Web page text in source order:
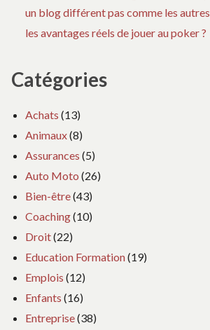
un blog différent pas comme les autres
les avantages réels de jouer au poker ?
Catégories
Achats (13)
Animaux(8)
Assurances (5)
Auto Moto (26)
Bien-être(43)
Coaching(10)
Droit(22)
Education Formation(19)
Emplois (12)
Enfants (16)
Entreprise(38)